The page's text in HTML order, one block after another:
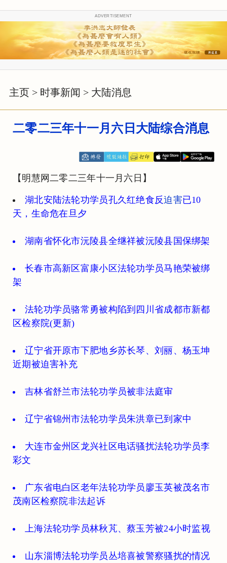
ADVERTISEMENT
主页 > 时事新闻 > 大陆消息
二零二三年十一月六日大陆综合消息
【明慧网二零二三年十一月六日】
湖北安陆法轮功学员孔久红绝食反迫害已10
天，生命危在旦夕
湖南省怀化市沅陵县全继祥被沅陵县国保绑架
长春市高新区富康小区法轮功学员马艳荣被绑
架
法轮功学员骆常勇被构陷到四川省成都市新都
区检察院(更新)
辽宁省开原市下肥地乡苏长琴、刘丽、杨玉坤
近期被迫害补充
吉林省舒兰市法轮功学员被非法庭审
辽宁省锦州市法轮功学员朱洪章已到家中
大连市金州区龙兴社区电话骚扰法轮功学员李
彩文
广东省电白区老年法轮功学员廖玉英被茂名市
茂南区检察院非法起诉
上海法轮功学员林秋芃、蔡玉芳被24小时监视
山东淄博法轮功学员丛培喜被警察骚扰的情况